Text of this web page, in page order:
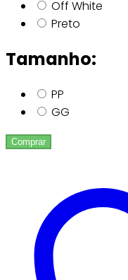
Off White
Preto
Tamanho:
PP
GG
Comprar